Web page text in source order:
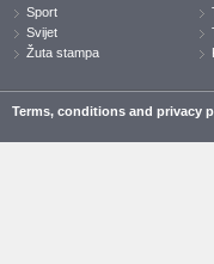
Sport
Svijet
Žuta stampa
Terms, conditions and privacy